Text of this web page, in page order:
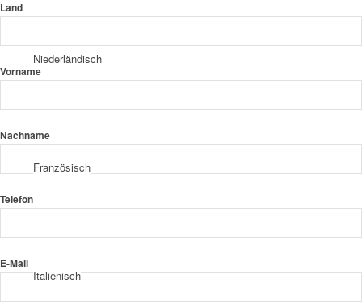
Niederländisch
Französisch
Italienisch
Land
Vorname
Nachname
Telefon
E-Mail